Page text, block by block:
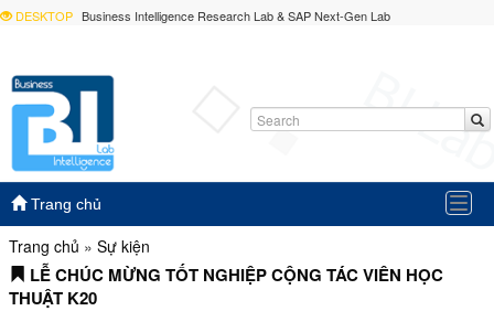
DESKTOP Business Intelligence Research Lab & SAP Next-Gen Lab
Trang chủ
Trang chủ » Sự kiện
LỄ CHÚC MỪNG TỐT NGHIỆP CỘNG TÁC VIÊN HỌC
THUẬT K20